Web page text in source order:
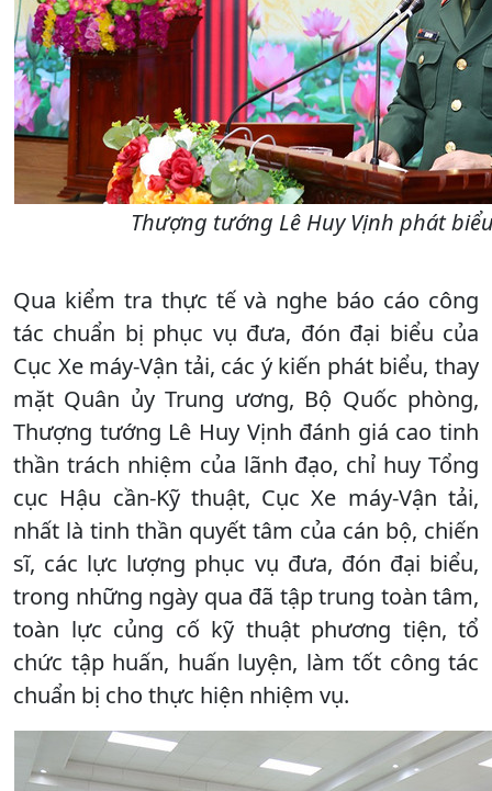
Thượng tướng Lê Huy Vịnh phát
Qua kiểm tra thực tế và nghe báo cáo công
tác chuẩn bị phục vụ đưa, đón đại biểu của
Cục Xe máy-Vận tải, các ý kiến phát biểu, thay
mặt Quân ủy Trung ương, Bộ Quốc phòng,
Thượng tướng Lê Huy Vịnh đánh giá cao tinh
thần trách nhiệm của lãnh đạo, chỉ huy Tổng
cục Hậu cần-Kỹ thuật, Cục Xe máy-Vận tải,
nhất là tinh thần quyết tâm của cán bộ, chiến
sĩ, các lực lượng phục vụ đưa, đón đại biểu,
trong những ngày qua đã tập trung toàn tâm,
toàn lực củng cố kỹ thuật phương tiện, tổ
chức tập huấn, huấn luyện, làm tốt công tác
chuẩn bị cho thực hiện nhiệm vụ.